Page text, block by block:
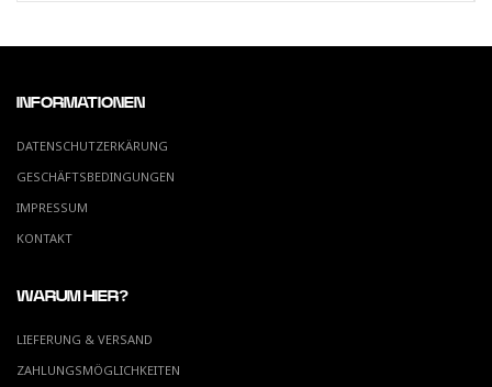
INFORMATIONEN
DATENSCHUTZERKÄRUNG
GESCHÄFTSBEDINGUNGEN
IMPRESSUM
KONTAKT
WARUM HIER?
LIEFERUNG & VERSAND
ZAHLUNGSMÖGLICHKEITEN